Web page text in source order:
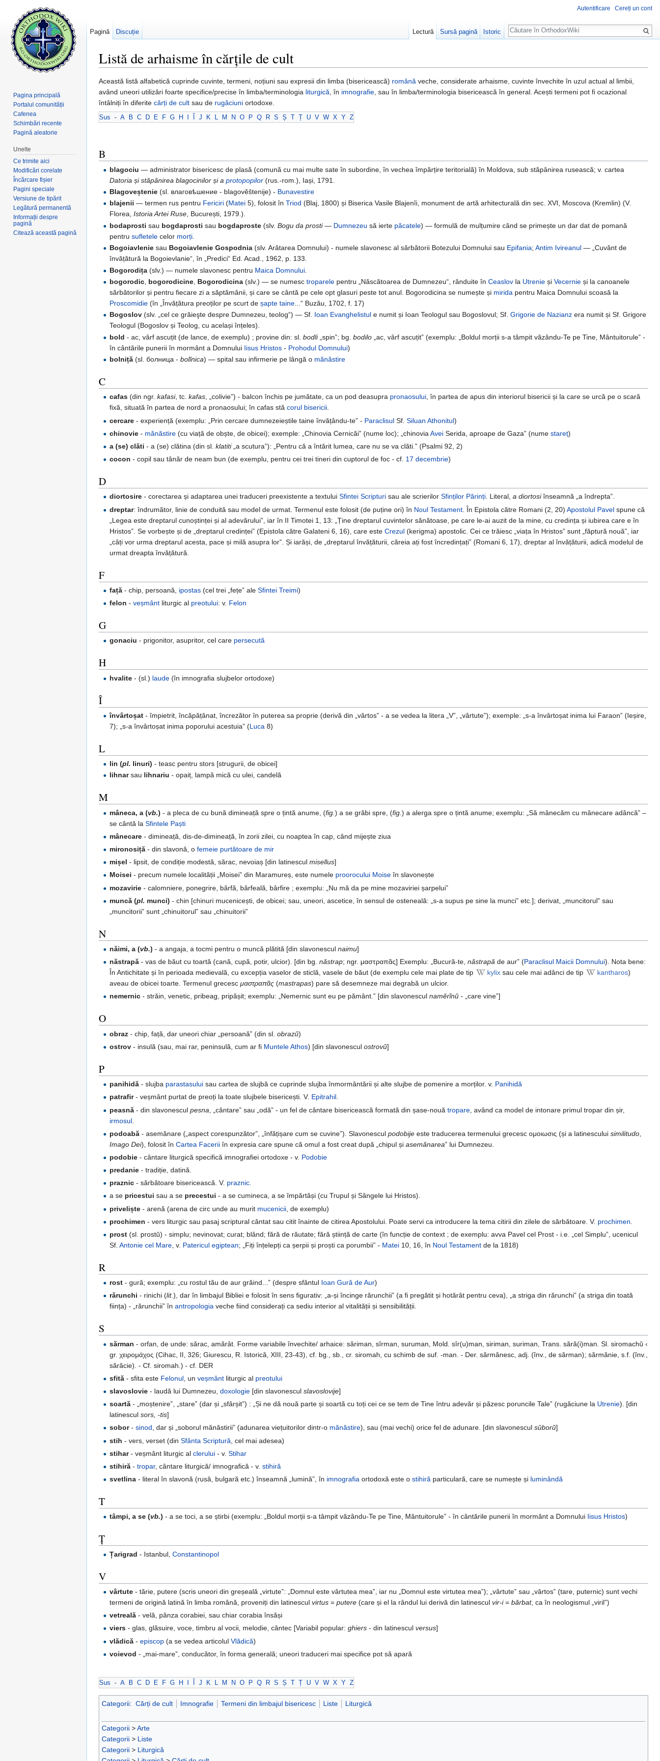
Listă de arhaisme în cărțile de cult
Această listă alfabetică cuprinde cuvinte, termeni, noțiuni sau expresii din limba (bisericească) română veche, considerate arhaisme, cuvinte învechite în uzul actual al limbii,
având uneori utilizări foarte specifice/precise în limba/terminologia liturgică, în imnografie, sau în limba/terminologia bisericească în general. Acești termeni pot fi ocazional
întâlniți în diferite cărți de cult sau de rugăciuni ortodoxe.
Sus - A B C D E F G H J K L M N O P Q R S Ș T Ț U V W X Y Z
B
blagociu — administrator bisericesc de plasă (comună cu mai multe sate în subordine, în vechea împărțire teritorială) în Moldova, sub stăpânirea rusească; v. cartea
Datoria și stăpânirea blagocinilor și aprotopopilor (rus.-rom.), Iași, 1791.
Blagoveștenie (sl. влаговѣшение - blagovĕštenije) - Bunavestire
blajenii — termen rus pentru Fericiri (Matei 5), folosit înTriod (Blaj, 1800) și Biserica Vasile Blajenîi, monument de artă arhitecturală din sec. XVI, Moscova (Kremlin) (V.
Florea,Istoria Artei Ruse, București, 1979.).
bodaprosti sau bogdaprosti sau bogdaproste (slv.Bogu da prosti— Dumnezeu să ierte păcatele) — formulă de mulțumire când se primește un dar dat de pomană
pentrusufletele celor morți
Bogoiavlenie sau Bogoiavlenie Gospodnia (slv. Arătarea Domnului) - numele slavonesc al sărbătorii Botezului Domnului sau Epifania;Antim Ivireanul — „Cuvânt de
învățătură la Bogoievlanie“, în „Predici“ Ed. Acad., 1962, p. 133.
Bogorodița (slv.) — numele slavonesc pentru Maica Domnului
bogorodic bogorodicine Bogorodicina (slv.) — se numesctroparele pentru „Născătoarea de Dumnezeu“, rânduite înCeaslov la Utrenie șiVecernie și la canoanele
sărbătorilor și pentru fiecare zi a săptămânii, și care se cântă pe cele opt glasuri peste tot anul. Bogorodicina se numește și mirida pentru Maica Domnului scoasă la
Proscomidie (în „Învățătura preoților pe scurt deșapte taine ...“ Buzău, 1702, f. 17)
Bogoslov (slv. „cel ce grăieşte despre Dumnezeu, teolog“) — Sf. Ioan Evanghelistul e numit și Ioan Teologul sau Bogoslovul; Sf.Grigorie de Nazianz era numit și Sf. Grigore
Teologul (Bogoslov și Teolog, cu același înțeles).
bold - ac, vârf ascuțit (de lance, de exemplu) ; provine din: sl.bodli„spin”; bg.bodilo „ac, vârf ascuțit” (exemplu: „Boldul morții s-a tâmpit văzându-Te pe Tine, Mântuitorule” -
în cântările punerii în mormânt a Domnului Iisus Hristos - Prohodul Domnului)
bolniță (sl. болница -bolĭnica) — spital sau infirmerie pe lângă o mănăstire
C
cafas (din ngr.kafasi, tc.kafas, „colivie”) - balcon închis pe jumătate, ca un pod deasupra pronaosului, în partea de apus din interiorul bisericii și la care se urcă pe o scară
fixă, situată în partea de nord a pronaosului; în cafas stăcorul bisericii.
cercare - experiență (exemplu: „Prin cercare dumnezeieștile taine învățându-te” - Paraclisul Sf.Siluan Athonitul)
chinovie - mănăstire (cu viață de obște, de obicei); exemple: „Chinovia Cernicăi” (nume loc); „chinoviaAvei Serida, aproape de Gaza” (numestareț)
a (se) clăti - a (se) clătina (din sl.klatiti„a scutura”): „Pentru că a întărit lumea, care nu se va clăti.” (Psalmi 92, 2)
cocon - copil sau tânăr de neam bun (de exemplu, pentru cei trei tineri din cuptorul de foc - cf. 17 decembrie)
D
diortosire - corectarea și adaptarea unei traduceri preexistente a textuluiSfintei Scripturi sau ale scrierilorSfinților Părinți. Literal,a diortosiînseamnă „a îndrepta”.
dreptar: îndrumător, linie de conduită sau model de urmat. Termenul este folosit (de puține ori) în Noul Testament . În Epistola către Romani (2, 20)Apostolul Pavel spune că
„Legea este dreptarul cunoștinței și al adevărului”, iar în II Timotei 1, 13: „Ține dreptarul cuvintelor sănătoase, pe care le-ai auzit de la mine, cu credința și iubirea care e în
Hristos”. Se vorbește și de „dreptarul credinței” (Epistola către Galateni 6, 16), care esteCrezul (kerigma) apostolic. Cei ce trăiesc „viața în Hristos” sunt „făptură nouă”, iar
„câți vor urma dreptarul acesta, pace și milă asupra lor”. Și iarăși, de „dreptarul învățăturii, căreia ați fost încredințați” (Romani 6, 17), dreptar al învățăturii, adică modelul de
urmat dreapta învățătură.
F
față - chip, persoană, ipostas (cel trei „fețe” aleSfintei Treimi)
felon -veșmânt liturgic al preotului: v. Felon
G
gonaciu - prigonitor, asupritor, cel care persecută
H
hvalite - (sl.) laude (în imnografia slujbelor ortodoxe)
Î
învârtoșat - împietrit, încăpățânat, încrezător în puterea sa proprie (derivă din „vârtos” - a se vedea la litera „V”, „vârtute”); exemple: „s-a învârtoșat inima lui Faraon” (Ieșire,
7); „s-a învârtoșat inima poporului acestuia” (Luca 8)
L
lin (pl. linuri) - teasc pentru stors [strugurii, de obicei]
lihnarsau lihnariu - opaiț, lampă mică cu ulei, candelă
M
mâneca, a (vb.) - a pleca de cu bună dimineață spre o țintă anume, (fig.) a se grăbi spre, (fig.) a alerga spre o țintă anume; exemplu: „Să mânecăm cu mânecare adâncă” –
se cântă laSfintele Paști
mânecare - dimineață, dis-de-dimineață, în zorii zilei, cu noaptea în cap, când mijește ziua
mironosiță - din slavonă, ofemeie purtătoare de mir
mișel - lipsit, de condiție modestă, sărac, nevoiaș [din latinesculmisellus]
Moisei - precum numele localității „Moisei” din Maramureș, este numele proorocului Moise în slavonește
mozavirie - calomniere, ponegrire, bârfă, bârfeală, bârfire ; exemplu: „Nu mă da pe mine mozaviriei șarpelui”
muncă (pl. munci) - chin [chinuri mucenicești, de obicei; sau, uneori, ascetice, în sensul de osteneală: „s-a supus pe sine la munci” etc.]; derivat, „muncitorul” sau
„muncitorii” sunt „chinuitorul” sau „chinuitorii”
N
năimi, a (vb.) - a angaja, a tocmi pentru o muncă plătită [din slavonesculnaimu]
năstrapă - vas de băut cu toartă (cană, cupă, potir, ulcior). [din bg.năstrap; ngr. μαστραπᾶς] Exemplu: „Bucură-te,năstrapă de aur” (Paraclisul Maicii Domnului). Nota bene:
În Antichitate și în perioada medievală, cu excepția vaselor de sticlă, vasele de băut (de exemplu cele mai plate de tip
kylix sau cele mai adânci de tip kantharos)
aveau de obicei toarte. Termenul grecescμαστραπᾶς (mastrapas) pare să desemneze mai degrabă un ulcior.
nemernic - străin, venetic, pribeag, pripășit; exemplu: „Nemernic sunt eu pe pământ.” [din slavonesculnamĕrĩnŭ - „care vine”]
O
obraz - chip, față, dar uneori chiar „persoană” (din sl.obrazŭ)
ostrov - insulă (sau, mai rar, peninsulă, cum ar fi Muntele Athos) [din slavonesculostrovŭ]
P
panihidă - slujba parastasului sau cartea de slujbă ce cuprinde slujba înmormântării și alte slujbe de pomenire a morților. v. Panihidă
patrafir- veșmânt purtat de preoți la toate slujbele bisericești. V. Epitrahil.
peasnă - din slavonesculpesna , „cântare” sau „odă” - un fel de cântare bisericească formată din șase-nouătropare , având ca model de intonare primul tropar din șir,
irmosul
podoabă - asemănare („aspect corespunzător”, „înfățișare cum se cuvine”). Slavonesculpodobije este traducerea termenului grecesc ομοιωσις (și a latinesculuisimilitudo
Imago Dei), folosit înCartea Facerii în expresia care spune că omul a fost creat după „chipul șiasemănarea” lui Dumnezeu.
podobie - cântare liturgică specifică imnografiei ortodoxe - v. Podobie
predanie - tradiție, datină.
praznic - sărbătoare bisericească. V. praznic.
a se pricestui sau a se precestui - a se cumineca, a se împărtăși (cu Trupul și Sângele lui Hristos).
priveliște - arenă (arena de circ unde au murit mucenicii , de exemplu)
prochimen - vers liturgic sau pasaj scriptural cântat sau citit înainte de citirea Apostolului. Poate servi ca introducere la tema citirii din zilele de sărbătoare. V. prochimen
prost (sl. prostŭ) - simplu; nevinovat; curat; blând; fără de răutate; fără știință de carte (în funcție de context ; de exemplu: avva Pavel cel Prost - i.e. „cel Simplu”, ucenicul
Sf.Antonie cel Mare , v. Patericul egiptean; „Fiți înțelepți ca șerpii și proști ca porumbii” - Matei 10, 16, în Noul Testament de la 1818)
R
rost - gură; exemplu: „cu rostul tău de aur grăind...” (despre sfântul Ioan Gură de Aur)
rărunchi - rinichi (lit.), dar în limbajul Bibliei e folosit în sens figurativ: „a-și încinge rărunchii” (a fi pregătit și hotărât pentru ceva), „a striga din rărunchi” (a striga din toată
ființa) - „rărunchii” înantropologia veche fiind considerați ca sediu interior al vitalității și sensibilității.
S
sărman - orfan, de unde: sărac, amărât. Forme variabile învechite/ arhaice: săriman, sîrman, suruman, Mold. sîr(u)man, siriman, suriman, Trans. sără(i)man. Sl. siromachŭ ‹
gr. χειρομάχος (Cihac, II, 326; Giurescu, R. Istorică, XIII, 23-43), cf. bg., sb., cr. siromah, cu schimb de suf. -man. - Der. sărmănesc, adj. (înv., de sărman); sărmănie, s.f. (înv.,
sărăcie). - Cf. siromah.) - cf. DER
sfită - sfita este Felonul , unveșmânt liturgic al preotului
slavoslovie - laudă lui Dumnezeu,doxologie [din slavonesculslavoslovije]
soartă - „moștenire”, „stare” (dar și „sfârșit”) : „Și ne dă nouă parte și soartă cu toți cei ce se tem de Tine întru adevăr și păzesc poruncile Tale” (rugăciune la Utrenie). [din
latinesculsors, -tis]
sobor-sinod, dar și „soborul mănăstirii” (adunarea viețuitorilor dintr-o mănăstire), sau (mai vechi) orice fel de adunare. [din slavonesculsŭborŭ]
stih - vers, verset (dinSfânta Scriptură , cel mai adesea)
stihar- veșmânt liturgic alclerului - v.Stihar
stihiră -tropar, cântare liturgică/ imnografică - v.stihiră
svetlina - literal în slavonă (rusă, bulgară etc.) înseamnă „lumină”, în imnografia ortodoxă este ostihiră particulară, care se numește și luminândă
T
tâmpi, a se (vb.) - a se toci, a se știrbi (exemplu: „Boldul morții s-a tâmpit văzându-Te pe Tine, Mântuitorule” - în cântările punerii în mormânt a Domnului Iisus Hristos)
Ț
Țarigrad - Istanbul,Constantinopol
V
vârtute - tărie, putere (scris uneori din greșeală „virtute”: „Domnul este vârtutea mea”, iar nu „Domnul este virtutea mea”); „vârtute” sau „vârtos” (tare, puternic) sunt vechi
termeni de origină latină în limba română, proveniți din latinesculvirtus =putere (care și el la rândul lui derivă din latinesculvir-i=bărbat, ca în neologismul „viril”)
vetreală - velă, pânza corabiei, sau chiar corabia însăși
viers - glas, glăsuire, voce, timbru al vocii, melodie, cântec [Variabil popular:ghiers - din latinesculversus]
vlădică -episcop (a se vedea articolulVlădică)
voievod - „mai-mare”, conducător, în forma generală; uneori traduceri mai specifice pot să apară
Sus - A B C D E F G H I Î J K L M N O P Q R S Ș T Ț U V W X Y Z
Categorii: Cărți de cult Imnografie Termeni din limbajul bisericesc Liste Liturgică
Categorii >Arte
Categorii > Liste
Categorii > Liturgică
Autentificare Cereți un cont
Pagină Discuție Lectură Sursă pagină Istoric
Căutare
Pagina principală
Portalul comunității
Cafenea
Schimbări recente
Pagină aleatorie
Unelte
Ce trimite aici
Modificări corelate
Încărcare fișier
Pagini speciale
Versiune de tipărit
Legătură permanentă
Informații despre
pagină
Citează această pagină